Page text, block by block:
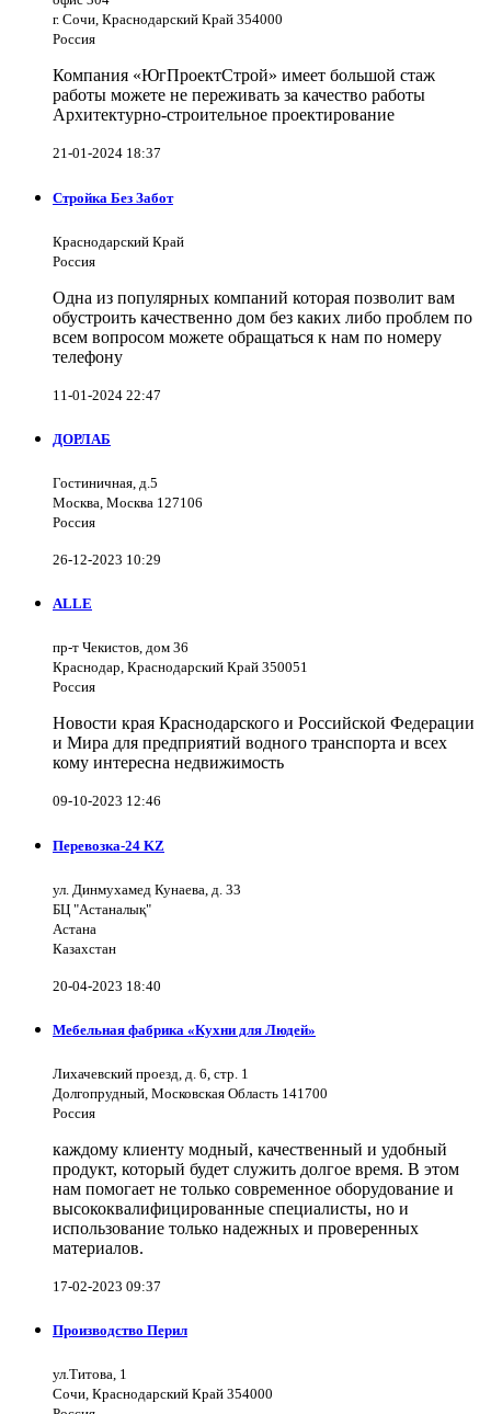
г. Сочи, Краснодарский Край 354000
Россия
Компания «ЮгПроектСтрой» имеет большой стаж
работы можете не переживать за качество работы
Архитектурно-строительное проектирование
21-01-2024 18:37
Стройка Без Забот
Краснодарский Край
Россия
Одна из популярных компаний которая позволит вам
обустроить качественно дом без каких либо проблем по
всем вопросом можете обращаться к нам по номеру
телефону
11-01-2024 22:47
ДОРЛАБ
Гостиничная, д.5
Москва, Москва 127106
Россия
26-12-2023 10:29
ALLE
пр-т Чекистов, дом 36
Краснодар, Краснодарский Край 350051
Россия
Новости края Краснодарского и Российской Федерации
и Мира для предприятий водного транспорта и всех
кому интересна недвижимость
09-10-2023 12:46
Перевозка-24 KZ
ул. Динмухамед Кунаева, д. 33
БЦ "Астаналық"
Астана
Казахстан
20-04-2023 18:40
Мебельная фабрика «Кухни для Людей»
Лихачевский проезд, д. 6, стр. 1
Долгопрудный, Московская Область 141700
Россия
каждому клиенту модный, качественный и удобный
продукт, который будет служить долгое время. В этом
нам помогает не только современное оборудование и
высококвалифицированные специалисты, но и
использование только надежных и проверенных
материалов.
17-02-2023 09:37
Производство Перил
ул.Титова, 1
Сочи, Краснодарский Край 354000